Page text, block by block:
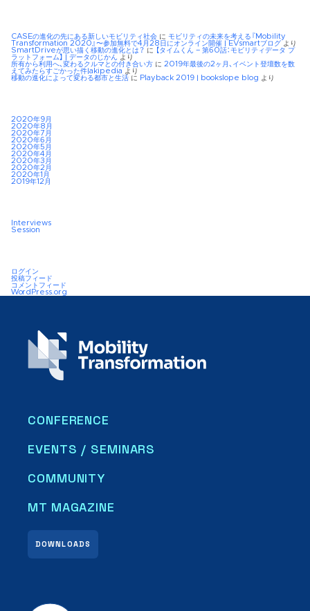
CASEの進化の先にある新しいモビリティ社会 に モビリティの未来を考える『Mobility
Transformation 2020』〜参加無料で4月28日にオンライン開催 | EVsmartブログ より
SmartDriveが思い描く移動の進化とは？ に
【タイムくん – 第60話：モビリティデータ プ
ラットフォーム】 | データのじかん より
所有から利用へ、変わるクルマとの付き合い方 に 2019年最後の2ヶ月、イベント登壇数を数
えてみたらすごかった件|akipedia より
移動の進化によって変わる都市と生活 に Playback 2019 | bookslope blog より
2020年9月
2020年8月
2020年7月
2020年6月
2020年5月
2020年4月
2020年3月
2020年2月
2020年1月
2019年12月
Interviews
Session
ログイン
投稿フィード
コメントフィード
WordPress.org
CONFERENCE
EVENTS / SEMINARS
COMMUNITY
DOWNLOADS
MT MAGAZINE